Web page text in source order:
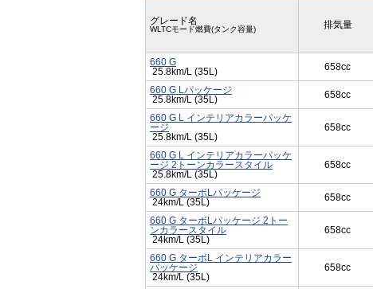
グレード名
WLTCモード燃費(タンク容量) 排気量
660 G
25.8km/L (35L)
658cc
660 G Lパッケージ
25.8km/L (35L)
658cc
660 G L インテリアカラーパッケ
ージ
25.8km/L (35L)
658cc
660 G L インテリアカラーパッケ
ージ 2トーンカラースタイル
25.8km/L (35L)
658cc
660 G ターボLパッケージ
24km/L (35L)
658cc
660 G ターボLパッケージ 2トー
ンカラースタイル
24km/L (35L)
658cc
660 G ターボL インテリアカラー
パッケージ
24km/L (35L)
658cc